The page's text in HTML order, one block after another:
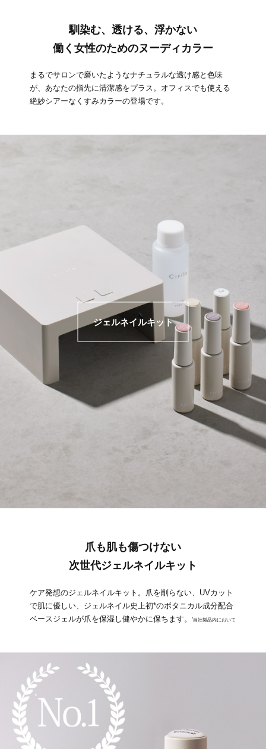
馴染む、透ける、浮かない
働く女性のためのヌーディカラー
まるでサロンで磨いたようなナチュラルな透け感と色味
が、あなたの指先に清潔感をプラス。オフィスでも使える
絶妙シアーなくすみカラーの登場です。
ジェルネイルキット
爪も肌も傷つけない
次世代ジェルネイルキット
ケア発想のジェルネイルキット。爪を削らない、UVカット
で肌に優しい、ジェルネイル史上初*のボタニカル成分配合
ベースジェルが爪を保湿し健やかに保ちます。
*自社製品内において